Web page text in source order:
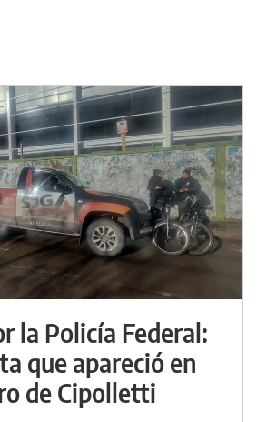
la Policía Federal:
que apareció en
de Cipolletti